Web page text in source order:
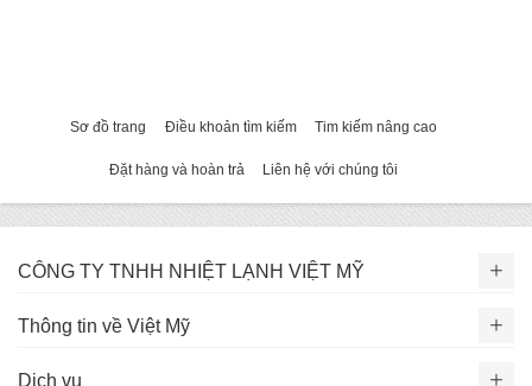
Sơ đồ trang Điều khoản tìm kiếm Tim kiếm nâng cao
Đặt hàng và hoàn trả Liên hệ với chúng tôi
CÔNG TY TNHH NHIỆT LẠNH VIỆT MỸ
Thông tin về Việt Mỹ
Dịch vụ